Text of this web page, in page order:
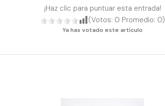
¡Haz clic para puntuar esta entrada!
(Votos: 0 Promedio: 0)
Ya has votado este artículo